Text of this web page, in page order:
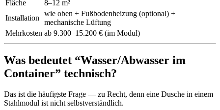
Fläche
8–12 m²
Installation
wie oben + Fußbodenheizung (optional) +
mechanische Lüftung
Mehrkosten ab 9.300–15.200 € (im Modul)
Was bedeutet “Wasser/Abwasser im
Container” technisch?
Das ist die häufigste Frage — zu Recht, denn eine Dusche in einem
Stahlmodul ist nicht selbstverständlich.